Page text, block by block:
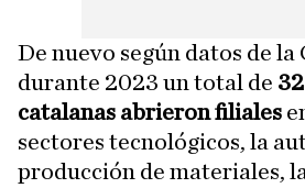
De nuevo según datos de
durante 2023 un total de
catalanas abrieron filiales
sectores tecnológicos, la
producción de materiales,